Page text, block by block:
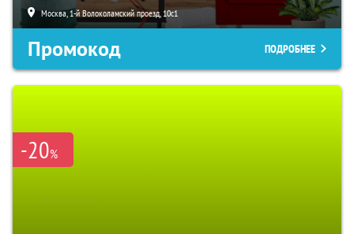
Москва, 1-й Волоколамский проезд, 10с1
Промокод ПОДРОБНЕЕ
-20%